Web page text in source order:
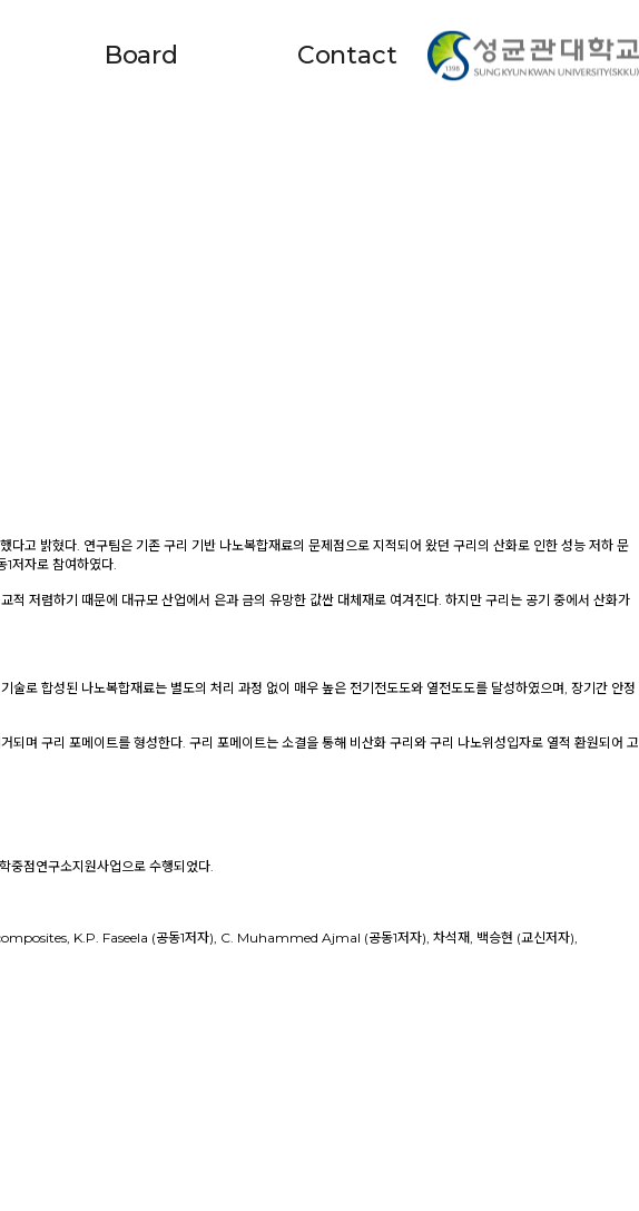
Board Contact
고 밝혔다. 연구팀은 기존 구리 기반 나노복합재료의 문제점으로 지적되어 왔던 구리의 산화로 인한 성능 저하 문
저자로 참여하였다.
저렴하기 때문에 대규모 산업에서 은과 금의 유망한 값싼 대체재로 여겨진다. 하지만 구리는 공기 중에서 산화가
로 합성된 나노복합재료는 별도의 처리 과정 없이 매우 높은 전기전도도와 열전도도를 달성하였으며, 장기간 안정
며 구리 포메이트를 형성한다. 구리 포메이트는 소결을 통해 비산화 구리와 구리 나노위성입자로 열적 환원되어 고
중점연구소지원사업으로 수행되었다.
K.P. Faseela (공동1저자), C. Muhammed Ajmal (공동1저자), 차석재, 백승현 (교신저자),